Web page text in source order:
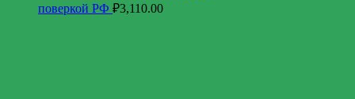
поверкой РФ ₽3,110.00